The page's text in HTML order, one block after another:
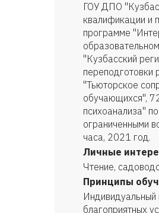
ГОУ ДПО
квалификации и
программе
"Кузбасский
переподготовки
"Тьюторское
обучающихся",
психоанализа"
ограниченными
часа, 2021 год.
Личные
Чтение,
Принципы
Индивидуальный
благоприятных